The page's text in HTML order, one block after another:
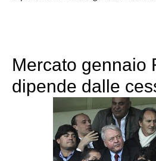
Mercato gennaio
dipende dalle